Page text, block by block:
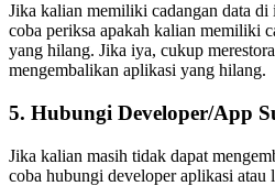
Jika kalian memiliki cadangan data
coba periksa apakah kalian memiliki
yang hilang. Jika iya, cukup
mengembalikan aplikasi yang hilang.
5. Hubungi Developer/App
Jika kalian masih tidak dapat
coba hubungi developer aplikasi atau